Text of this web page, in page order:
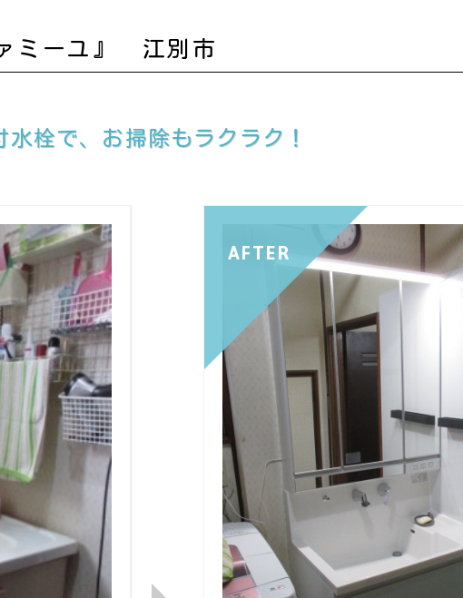
ミーユ』 江別市
栓で、お掃除もラクラク！
AFTER